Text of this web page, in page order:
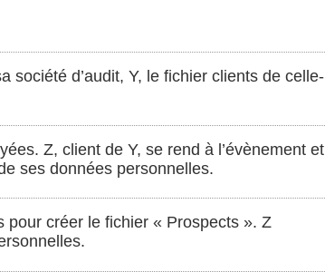
société d’audit, Y, le fichier clients de celle-
Z, client de Y, se rend à l’évènement et
ses données personnelles.
créer le fichier « Prospects ». Z